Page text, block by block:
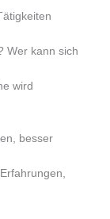
Wer kann sich
wird
besser